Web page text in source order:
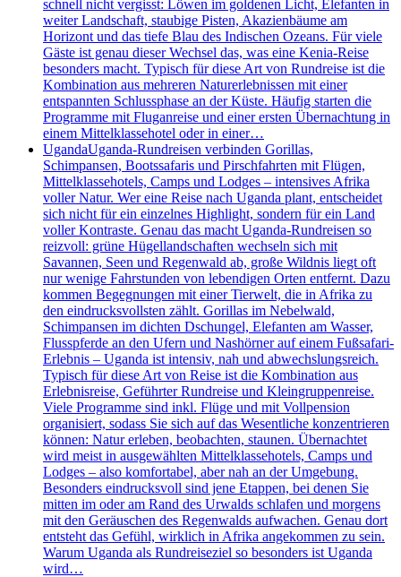
schnell nicht vergisst: Löwen im goldenen Licht, Elefanten in
weiter Landschaft, staubige Pisten, Akazienbäume am
Horizont und das tiefe Blau des Indischen Ozeans. Für viele
Gäste ist genau dieser Wechsel das, was eine Kenia-Reise
besonders macht. Typisch für diese Art von Rundreise ist die
Kombination aus mehreren Naturerlebnissen mit einer
entspannten Schlussphase an der Küste. Häufig starten die
Programme mit Fluganreise und einer ersten Übernachtung in
einem Mittelklassehotel oder in einer…
UgandaUganda-Rundreisen verbinden Gorillas,
Schimpansen, Bootssafaris und Pirschfahrten mit Flügen,
Mittelklassehotels, Camps und Lodges – intensives Afrika
voller Natur. Wer eine Reise nach Uganda plant, entscheidet
sich nicht für ein einzelnes Highlight, sondern für ein Land
voller Kontraste. Genau das macht Uganda-Rundreisen so
reizvoll: grüne Hügellandschaften wechseln sich mit
Savannen, Seen und Regenwald ab, große Wildnis liegt oft
nur wenige Fahrstunden von lebendigen Orten entfernt. Dazu
kommen Begegnungen mit einer Tierwelt, die in Afrika zu
den eindrucksvollsten zählt. Gorillas im Nebelwald,
Schimpansen im dichten Dschungel, Elefanten am Wasser,
Flusspferde an den Ufern und Nashörner auf einem Fußsafari-
Erlebnis – Uganda ist intensiv, nah und abwechslungsreich.
Typisch für diese Art von Reise ist die Kombination aus
Erlebnisreise, Geführter Rundreise und Kleingruppenreise.
Viele Programme sind inkl. Flüge und mit Vollpension
organisiert, sodass Sie sich auf das Wesentliche konzentrieren
können: Natur erleben, beobachten, staunen. Übernachtet
wird meist in ausgewählten Mittelklassehotels, Camps und
Lodges – also komfortabel, aber nah an der Umgebung.
Besonders eindrucksvoll sind jene Etappen, bei denen Sie
mitten im oder am Rand des Urwalds schlafen und morgens
mit den Geräuschen des Regenwalds aufwachen. Genau dort
entsteht das Gefühl, wirklich in Afrika angekommen zu sein.
Warum Uganda als Rundreiseziel so besonders ist Uganda
wird…